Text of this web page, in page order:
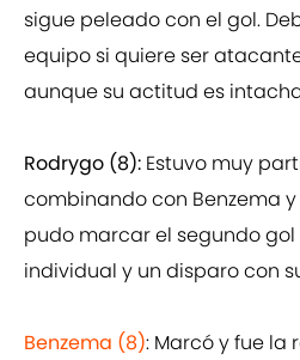
sigue peleado con el gol.
equipo si quiere ser
aunque su actitud es
Rodrygo (8): Estuvo muy
combinando con Benzema
pudo marcar el segundo
individual y un disparo con
Benzema (8): Marcó y fue la